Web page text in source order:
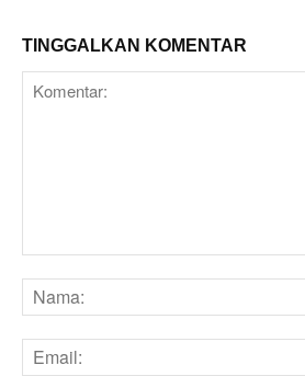
TINGGALKAN KOMENTAR